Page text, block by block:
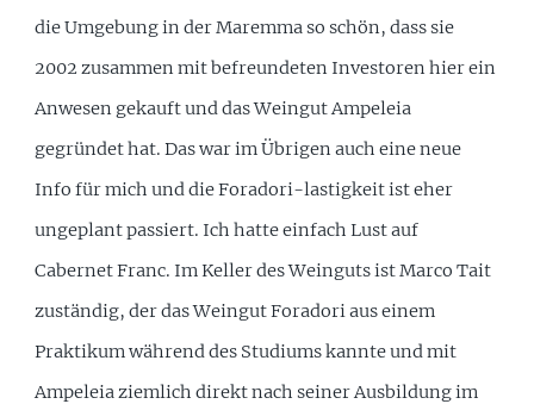
die Umgebung in der Maremma so schön, dass sie
2002 zusammen mit befreundeten Investoren hier ein
Anwesen gekauft und das Weingut Ampeleia
gegründet hat. Das war im Übrigen auch eine neue
Info für mich und die Foradori-lastigkeit ist eher
ungeplant passiert. Ich hatte einfach Lust auf
Cabernet Franc. Im Keller des Weinguts ist Marco Tait
zuständig, der das Weingut Foradori aus einem
Praktikum während des Studiums kannte und mit
Ampeleia ziemlich direkt nach seiner Ausbildung im